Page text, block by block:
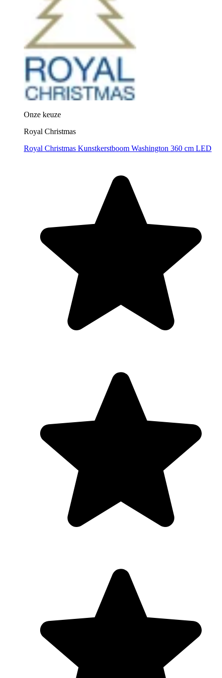
Onze keuze
Royal Christmas
Royal Christmas Kunstkerstboom Washington 360 cm LED